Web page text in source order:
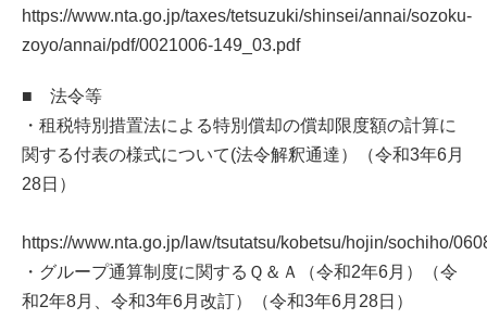
https://www.nta.go.jp/taxes/tetsuzuki/shinsei/annai/sozoku-
zoyo/annai/pdf/0021006-149_03.pdf
■ 法令等
・租税特別措置法による特別償却の償却限度額の計算に
関する付表の様式について(法令解釈通達）（令和3年6月
28日）
https://www.nta.go.jp/law/tsutatsu/kobetsu/hojin/sochiho/
・グループ通算制度に関するＱ＆Ａ（令和2年6月）（令
和2年8月、令和3年6月改訂）（令和3年6月28日）